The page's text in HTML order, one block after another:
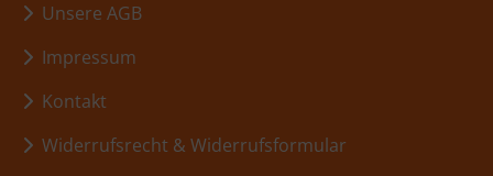
Unsere AGB
Impressum
Kontakt
Widerrufsrecht & Widerrufsformular